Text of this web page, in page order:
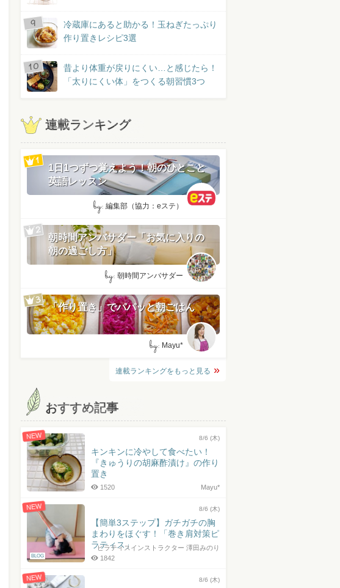
冷蔵庫にあると助かる！玉ねぎたっぷり
作り置きレシピ3選
昔より体重が戻りにくい…と感じたら！
「太りにくい体」をつくる朝習慣3つ
連載ランキング
1日1つずつ覚えよう！朝のひとこと
英語レッスン
by: 編集部（協力：eステ）
朝時間アンバサダー「お気に入りの
朝の過ごし方」
by: 朝時間アンバサダー
「作り置き」でパパッと朝ごはん
by: Mayu*
連載ランキングをもっと見る
おすすめ記事
NEW 8/6 (木)
キンキンに冷やして食べたい！
『きゅうりの胡麻酢漬け』の作り
置き
Mayu*
1520
NEW
BLOG
8/6 (木)
【簡単3ステップ】ガチガチの胸
まわりをほぐす！「巻き肩対策ピ
ラティス」
ピラティスインストラクター 澤田みのり
1842
NEW 8/6 (木)